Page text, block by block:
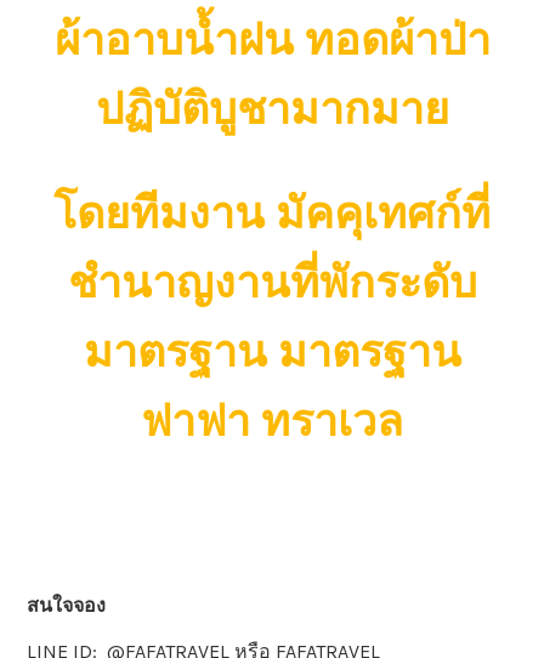
ผ้าอาบน้ำฝน ทอดผ้าป่า
ปฏิบัติบูชามากมาย
โดยทีมงาน มัคคุเทศก์ที่
ชำนาญงานที่พักระดับ
มาตรฐาน มาตรฐาน
ฟาฟา ทราเวล
สนใจจอง
LINE ID: @FAFATRAVEL หรือ FAFATRAVEL